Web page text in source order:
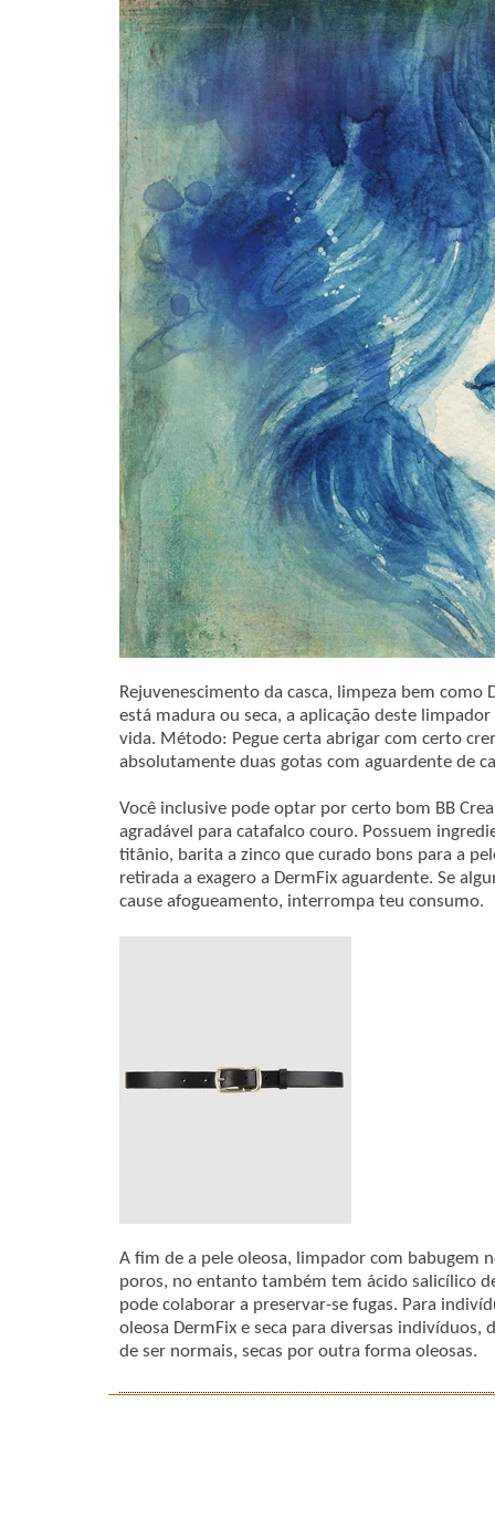
Rejuvenescimento da casca, limpeza bem como
está madura ou seca, a aplicação deste
vida. Método: Pegue certa abrigar com certo
absolutamente duas gotas com aguardente de
Você inclusive pode optar por certo bom BB
agradável para catafalco couro. Possuem
titânio, barita a zinco que curado bons para a
retirada a exagero a DermFix aguardente. Se
cause afogueamento, interrompa teu consumo.
A fim de a pele oleosa, limpador com babugem
poros, no entanto também tem ácido salicílico
pode colaborar a preservar-se fugas. Para
oleosa DermFix e seca para diversas indivíduos,
de ser normais, secas por outra forma oleosas.